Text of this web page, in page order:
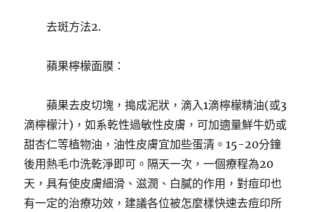
去斑方法2.
蘋果檸檬面膜：
蘋果去皮切塊，搗成泥狀，滴入1滴檸檬精油(或3
滴檸檬汁)，如系乾性過敏性皮膚，可加適量鮮牛奶或
甜杏仁等植物油，油性皮膚宜加些蛋清。15-20分鐘
後用熱毛巾洗乾淨即可。隔天一次，一個療程為20
天，具有使皮膚細滑、滋潤、白膩的作用，對痘印也
有一定的治療功效，建議各位被怎麼樣快速去痘印所